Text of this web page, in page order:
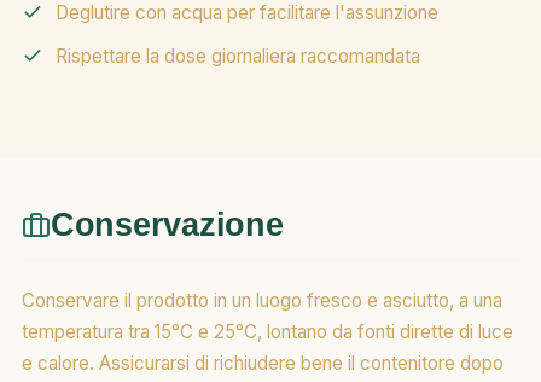
Deglutire con acqua per facilitare l'assunzione
Rispettare la dose giornaliera raccomandata
Conservazione
Conservare il prodotto in un luogo fresco e asciutto, a una
temperatura tra 15°C e 25°C, lontano da fonti dirette di luce
e calore. Assicurarsi di richiudere bene il contenitore dopo